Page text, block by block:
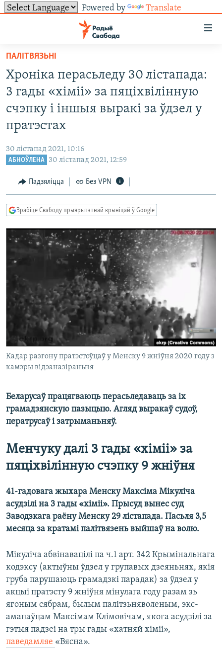
Powered by Translate
ўнівэрсальнага
доступу
Перайсьці
да
галоўнага
зьместу
Перайсьці
да
галоўнай
навігацыі
пошуку
УСЕ НАВІНЫ
ВІДЭА І ФОТА
ЭКАНОМІКА
ПАЛІТВЯЗЬНІ
КУЛЬТУРА
КАЛЯНДАР
ТОЛЬКІ НА СВАБОДЗЕ
ПАДКАСТЫ
PREMIUM
МОВА
НА ХВАЛЯХ СВАБОДЫ
ПАДКАСТЫ
САЧЫЦЕ ЗА АБНАЎЛЕНЬНЯМІ
Усе сайты РС/РСЭ
ПАЛІТВЯЗЬНІ
Хроніка перасьледу 30 лістапада:
3 гады «хіміі» за пяціхвілінную
счэпку і іншыя выракі за ўдзел у
пратэстах
30 лістапад 2021, 10:16
АБНОЎЛЕНА 30 лістапад 2021, 12:59
Падзяліцца Без VPN
Зрабіце Свабоду прыярытэтнай крыніцай ў Google
Кадар разгону пратэстоўцаў у Менску 9 жніўня 2020 году з
камэры відэаназіраньня
Беларусаў працягваюць перасьледаваць за іх
грамадзянскую пазыцыю. Агляд выракаў судоў,
ператрусаў і затрыманьняў.
Менчуку далі 3 гады «хіміі» за
пяціхвілінную счэпку 9 жніўня
41-гадовага жыхара Менску Максіма Мікуліча
асудзілі на 3 гады «хіміі». Прысуд вынес суд
Заводзкага раёну Менску 29 лістапада. Пасьля 3,5
месяца за кратамі палітвязень выйшаў на волю.
Мікуліча абвінавацілі па ч.1 арт. 342 Крымінальнага
кодэксу (актыўны ўдзел у групавых дзеяньнях, якія
груба парушаюць грамадзкі парадак) за ўдзел у
акцыі пратэсту 9 жніўня мінулага году разам зь
ягоным сябрам, былым палітзьняволеным, экс-
амапаўцам Максімам Клімовічам, якога асудзілі за
гэтыя падзеі на тры гады «хатняй хіміі»,
паведамляе «Вясна».